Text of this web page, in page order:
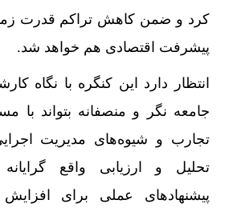
کرد و ضمن کاهش تراکم قدرت
پیشرفت اقتصادی هم خواهد شد.
انتظار دارد این کنگره با نگاه
جامعه نگر و منصفانه بتواند با
تجارب و شیوه‌های مدیریت
تحلیل و ارزیابی واقع
پیشنهادهای عملی برای افزایش